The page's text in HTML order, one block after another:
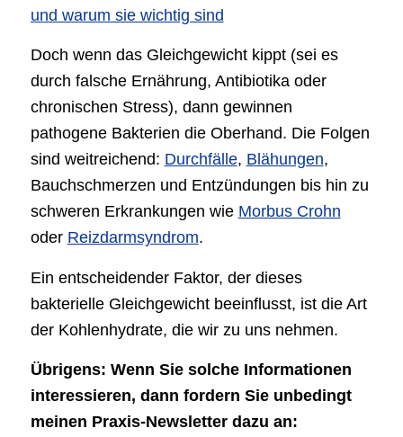
und warum sie wichtig sind
Doch wenn das Gleichgewicht kippt (sei es
durch falsche Ernährung, Antibiotika oder
chronischen Stress), dann gewinnen
pathogene Bakterien die Oberhand. Die Folgen
sind weitreichend: Durchfälle, Blähungen,
Bauchschmerzen und Entzündungen bis hin zu
schweren Erkrankungen wie Morbus Crohn
oder Reizdarmsyndrom.
Ein entscheidender Faktor, der dieses
bakterielle Gleichgewicht beeinflusst, ist die Art
der Kohlenhydrate, die wir zu uns nehmen.
Übrigens: Wenn Sie solche Informationen
interessieren, dann fordern Sie unbedingt
meinen Praxis-Newsletter dazu an: